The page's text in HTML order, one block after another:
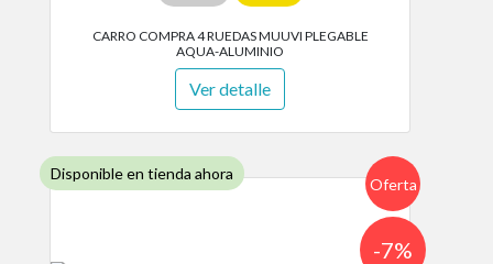
CARRO COMPRA 4 RUEDAS MUUVI PLEGABLE
AQUA-ALUMINIO
Ver detalle
Disponible en tienda ahora
Oferta
-7%